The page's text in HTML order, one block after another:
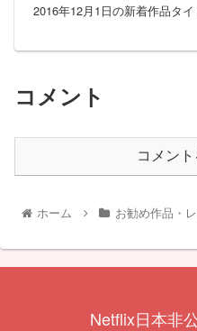
2016年12月1日の新着作品タ
コメント
コメン
ホーム お勧め作品・
Netflix日本非